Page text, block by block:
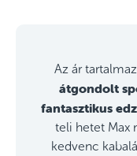
Az ár
átgondolt
fantasztikus
teli hetet Max
kedvenc